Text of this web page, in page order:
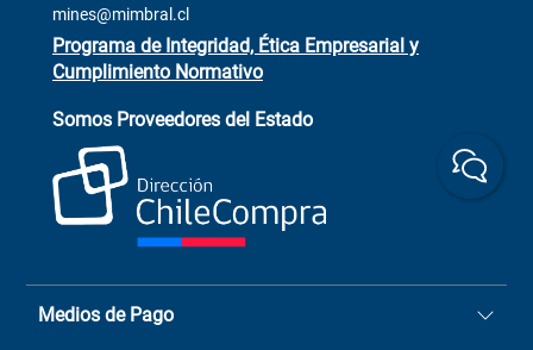
Trabaja con Nosotros
+56 9 6779 0465
+(73) 256
ChileCompras
+56 9 9888 9549
mines@mimbral.cl
Programa de Integridad, Ética Empresarial y
Cumplimiento Normativo
Somos Proveedores del Estado
Medios de Pago